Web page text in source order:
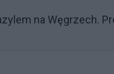
na Węgrzech.